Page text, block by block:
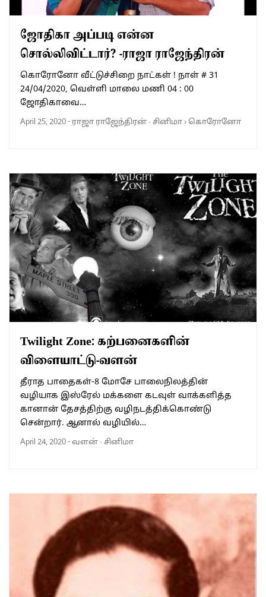
ஜோதிகா அப்படி என்ன
சொல்லிவிட்டார்? -ராஜா ராஜேந்திரன்
கொரோனோ வீட்டுச்சிறை நாட்கள் ! நாள் # 31
24/04/2020, வெள்ளி மாலை மணி 04 : 00
ஜோதிகாவை…
April 25, 2020- ராஜா ராஜேந்திரன் · சினிமா›கொரோனோ
Twilight Zone: கற்பனைகளின்
விளையாட்டு-வளன்
தீராத பாதைகள்-8 மோசே பாலைநிலத்தின்
வழியாக இஸ்ரேல் மக்களை கடவுள் வாக்களித்த
கானான் தேசத்திற்கு வழிநடத்திக்கொண்டு
சென்றார். ஆனால் வழியில்…
April 24, 2020-வளன் · சினிமா